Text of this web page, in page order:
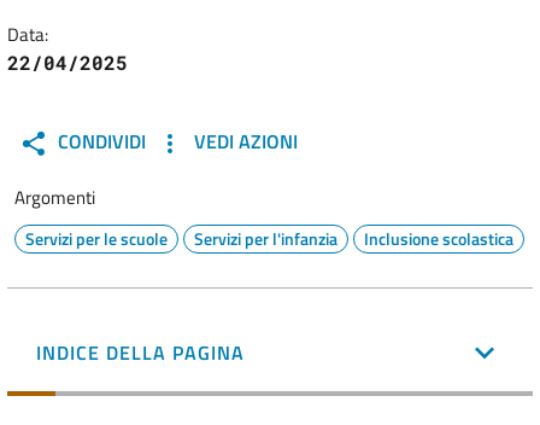
Data:
22/04/2025
CONDIVIDI VEDI AZIONI
Argomenti
Servizi per le scuole Servizi per l'infanzia Inclusione scolastica
INDICE DELLA PAGINA